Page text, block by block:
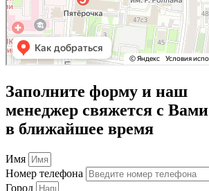
Заполните форму и наш
менеджер свяжется с Вами
в ближайшее время
Имя
Номер телефона
Город